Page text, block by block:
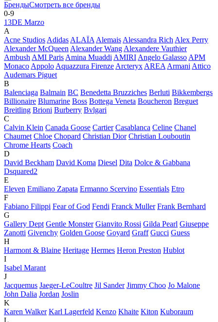
БрендыСмотреть все бренды
0-9
13DE Marzo
A
Acne StudiosAdidasALAÏAAlemaisAlessandra RichAlex Perry
Alexander McQueenAlexander WangAlexandere Vauthier
AmbushAMI ParisAmina MuaddiAMIRIAngelo GalassoAPM
MonacoAppoloAquazzura FirenzeArcteryxAREAArmaniAttico
Audemars Piguet
B
Balenciaga Balmain BC Benedetta Bruzziches Berluti Bikkembergs
Billionaire Blumarine Boss Bottega Veneta Boucheron Breguet
Breitling Brioni Burberry Bvlgari
C
Calvin Klein Canada Goose Cartier Casablanca Celine Chanel
Chaumet Chloe Chopard Christian Dior Christian Louboutin
Chrome Hearts Coach
D
David Beckham David Koma Diesel Dita Dolce & Gabbana
Dsquared2
E
Eleven Emiliano Zapata Ermanno Scervino Essentials Etro
F
Fabiano Filippi Fear of God Fendi Franck Muller Frank Bernhard
G
Gallery Dept Gentle Monster Gianvito Rossi Gilda Pearl Giuseppe
Zanotti Givenchy Golden Goose Goyard Graff Gucci Guess
H
Harmont & Blaine Heritage Hermes Heron Preston Hublot
I
Isabel Marant
J
Jacquemus Jaeger-LeCoultre Jil Sander Jimmy Choo Jo Malone
John Dalia Jordan Joslin
K
Karen Walker Karl Lagerfeld Kenzo Khaite Kiton Kuboraum